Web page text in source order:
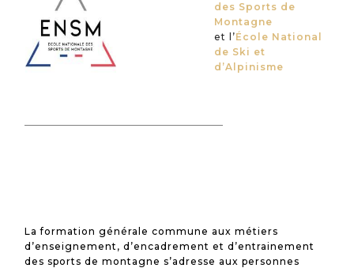
des Sports de
Montagne
et l’École National
de Ski et
d’Alpinisme
La formation générale commune aux métiers
d’enseignement, d’encadrement et d’entrainement
des sports de montagne s’adresse aux personnes